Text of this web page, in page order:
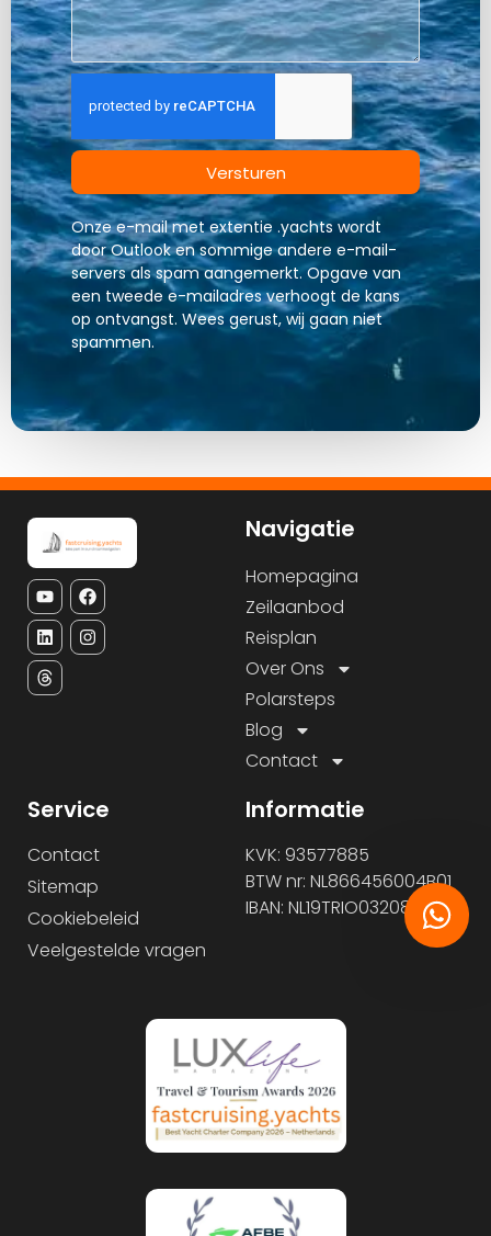
Versturen
Onze e-mail met extentie .yachts wordt
door Outlook en sommige andere e-mail-
servers als spam aangemerkt. Opgave van
een tweede e-mailadres verhoogt de kans
op ontvangst. Wees gerust, wij gaan niet
spammen.
Navigatie
Homepagina
Zeilaanbod
Reisplan
Over Ons
Polarsteps
Blog
Contact
Service
Contact
Sitemap
Cookiebeleid
Veelgestelde vragen
Informatie
KVK: 93577885
BTW nr: NL866456004B01
IBAN: NL19TRIO0320877442